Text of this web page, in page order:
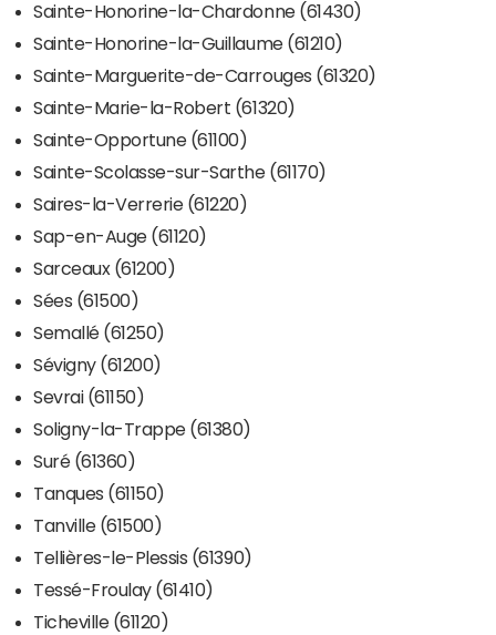
Sainte-Honorine-la-Chardonne (61430)
Sainte-Honorine-la-Guillaume (61210)
Sainte-Marguerite-de-Carrouges (61320)
Sainte-Marie-la-Robert (61320)
Sainte-Opportune (61100)
Sainte-Scolasse-sur-Sarthe (61170)
Saires-la-Verrerie (61220)
Sap-en-Auge (61120)
Sarceaux (61200)
Sées (61500)
Semallé (61250)
Sévigny (61200)
Sevrai (61150)
Soligny-la-Trappe (61380)
Suré (61360)
Tanques (61150)
Tanville (61500)
Tellières-le-Plessis (61390)
Tessé-Froulay (61410)
Ticheville (61120)